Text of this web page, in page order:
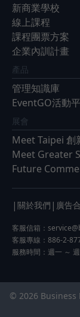
新商業學校
線上課程
課程團票方案
企業內訓計畫
產品
管理知識庫
EventGO活動
展會
Meet Taipei 創
Meet Greater
Future
| 關於我們 | 廣告
客服信箱：
客服專線：886-2-
服務時間：週一 ～
© 2026 Business